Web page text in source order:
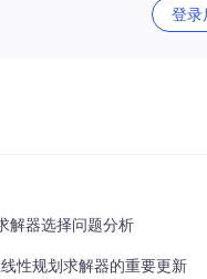
的分配和调度，最大化生产
束、MIPStart和解池等高级
解器，用户只需编写一次
登录
解器选择问题分析
性规划求解器的重要更新